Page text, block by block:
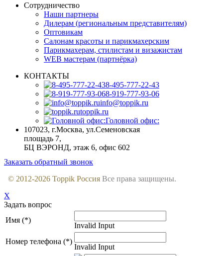
Сотрудничество
Наши партнеры
Дилерам (региональным представителям)
Оптовикам
Салонам красоты и парикмахерским
Парикмахерам, стилистам и визажистам
WEB мастерам (партнёрка)
КОНТАКТЫ
8-495-777-22-43
8-919-777-93-06
info@toppik.ru
toppik.ru
Головной офис:
107023, г.Москва, ул.Семеновская
площадь 7,
БЦ ВЭРОНД, этаж 6, офис 602
Заказать обратный звонок
© 2012-2026 Toppik Россия Все права защищены.
X
Задать вопрос
Имя (*)
Invalid Input
Номер телефона (*)
Invalid Input